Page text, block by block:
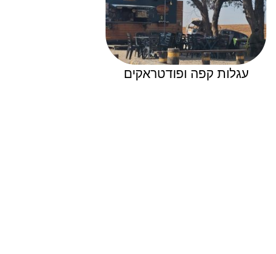
עגלות קפה ופודטראקים